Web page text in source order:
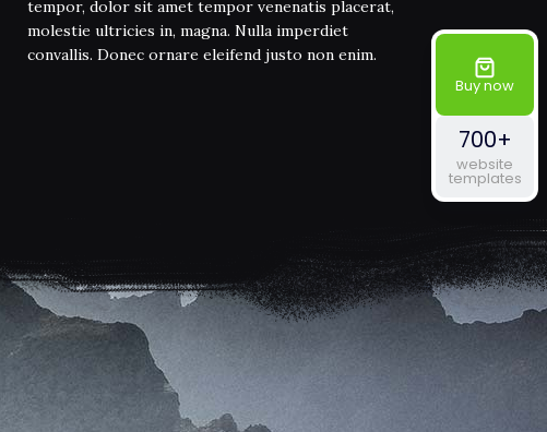
tempor, dolor sit amet tempor venenatis placerat,
molestie ultricies in, magna. Nulla imperdiet
convallis. Donec ornare eleifend justo non enim.
Buy now
700+
website
templates